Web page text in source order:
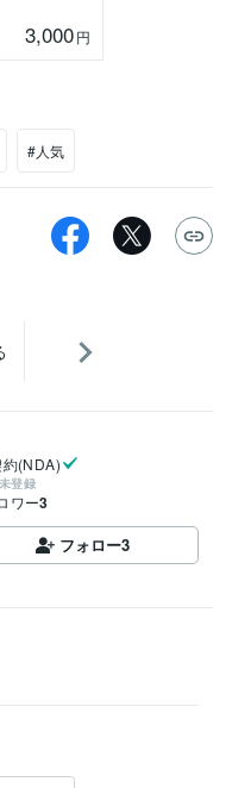
3,000円
#人気
(NDA)
未登録
ワー3
フォロー3